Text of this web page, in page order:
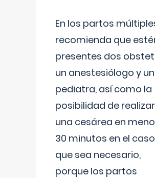
En los partos
recomienda que
presentes dos
un anestesiólogo y un
pediatra, así como la
posibilidad de realizar
una cesárea en
30 minutos en el
que sea necesario,
porque los partos